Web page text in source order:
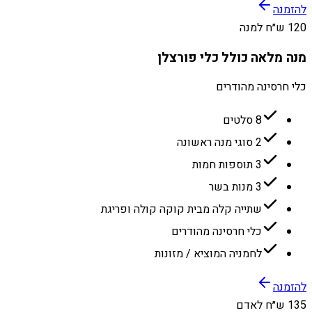
להזמנה
120 ש״ח למנה
מנה מלאה כולל כלי פורצלן
כלי חרסינה מהודרים
8 סלטים
2 סוגי מנה ראשונה
3 תוספות חמות
3 מנות בשר
שתייה קלה מבית קוקה קולה ופריגת
כלי חרסינה מהודרים
לחמניה המוציא / מזונות
להזמנה
135 ש״ח לאדם